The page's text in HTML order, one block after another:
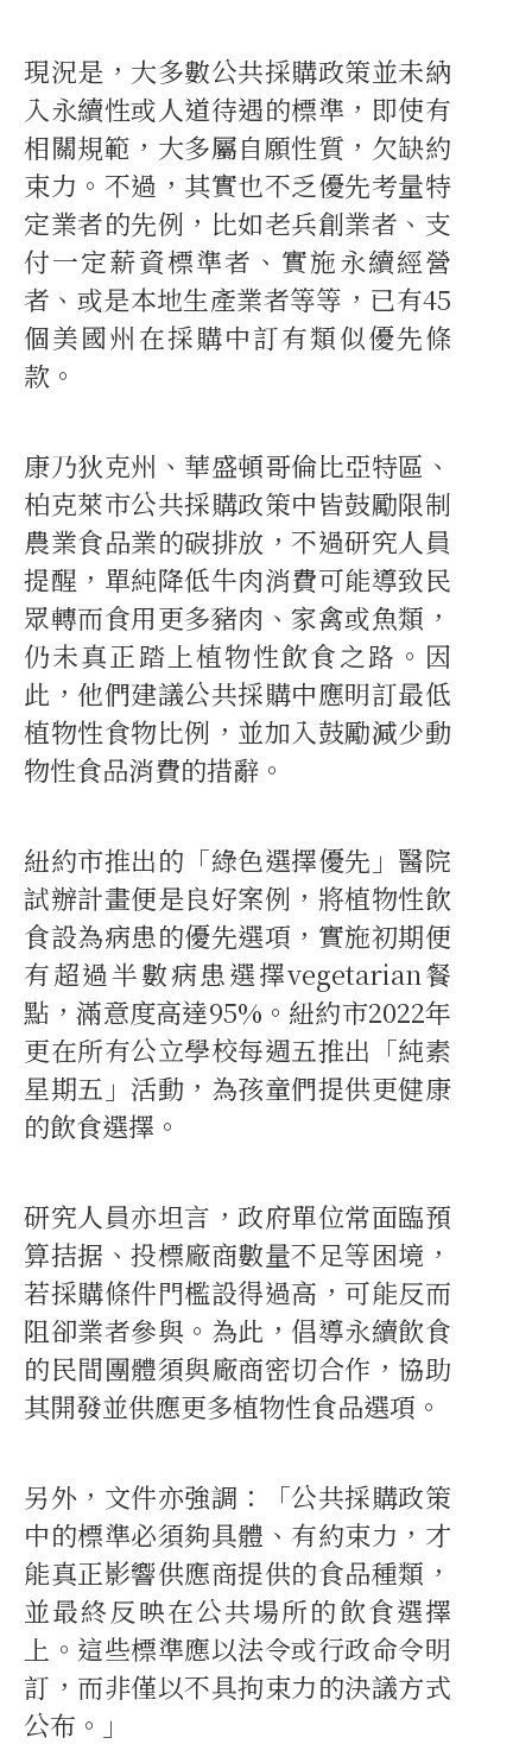
現況是，大多數公共採購政策並未納
入永續性或人道待遇的標準，即使有
相關規範，大多屬自願性質，欠缺約
束力。不過，其實也不乏優先考量特
定業者的先例，比如老兵創業者、支
付一定薪資標準者、實施永續經營
者、或是本地生產業者等等，已有45
個美國州在採購中訂有類似優先條
款。
康乃狄克州、華盛頓哥倫比亞特區、
柏克萊市公共採購政策中皆鼓勵限制
農業食品業的碳排放，不過研究人員
提醒，單純降低牛肉消費可能導致民
眾轉而食用更多豬肉、家禽或魚類，
仍未真正踏上植物性飲食之路。因
此，他們建議公共採購中應明訂最低
植物性食物比例，並加入鼓勵減少動
物性食品消費的措辭。
紐約市推出的「綠色選擇優先」醫院
試辦計畫便是良好案例，將植物性飲
食設為病患的優先選項，實施初期便
有超過半數病患選擇vegetarian餐
點，滿意度高達95%。紐約市2022年
更在所有公立學校每週五推出「純素
星期五」活動，為孩童們提供更健康
的飲食選擇。
研究人員亦坦言，政府單位常面臨預
算拮据、投標廠商數量不足等困境，
若採購條件門檻設得過高，可能反而
阻卻業者參與。為此，倡導永續飲食
的民間團體須與廠商密切合作，協助
其開發並供應更多植物性食品選項。
另外，文件亦強調：「公共採購政策
中的標準必須夠具體、有約束力，才
能真正影響供應商提供的食品種類，
並最終反映在公共場所的飲食選擇
上。這些標準應以法令或行政命令明
訂，而非僅以不具拘束力的決議方式
公布。」